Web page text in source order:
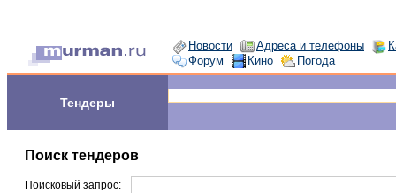
Новости Адреса и телефоны
Форум
Кино Погода
Тендеры
Поиск тендеров
Поисковый запрос: